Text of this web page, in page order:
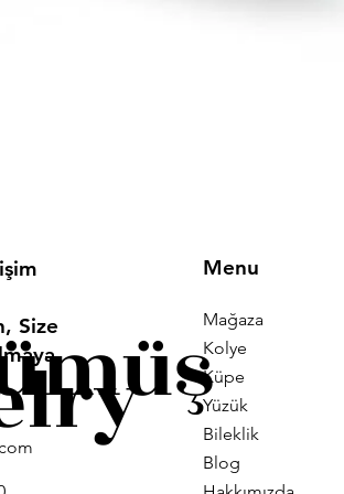
Size
Menu
Mağaza
Kolye
Küpe
Yüzük
Bileklik
Blog